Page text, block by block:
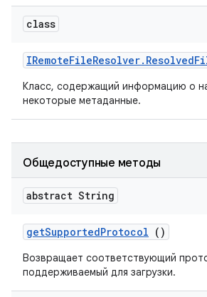
class
IRemoteFileResolver. Resolved
Класс, содержащий информацию о
некоторые метаданные.
Общедоступные методы
abstract String
getSupportedProtocol ()
Возвращает соответствующий
поддерживаемый для загрузки.